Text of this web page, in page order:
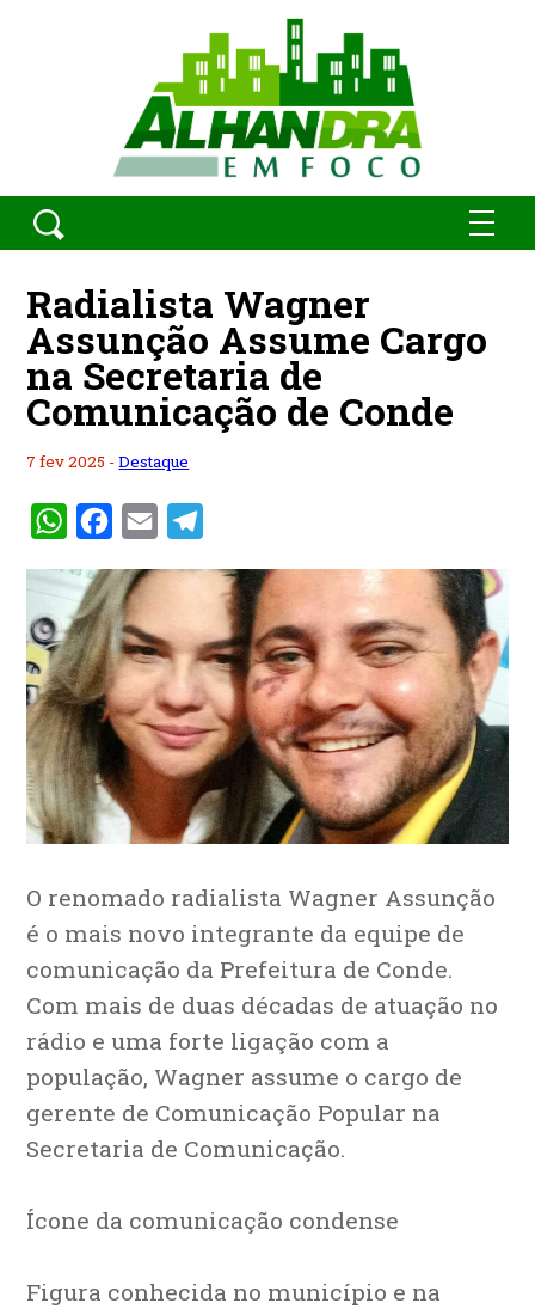
Radialista Wagner
Assunção Assume Cargo
na Secretaria de
Comunicação de Conde
7 fev 2025 -Destaque
WhatsAppFacebook
Email
O renomado radialista Wagner Assunção
é o mais novo integrante da equipe de
comunicação da Prefeitura de Conde.
Com mais de duas décadas de atuação no
rádio e uma forte ligação com a
população, Wagner assume o cargo de
gerente de Comunicação Popular na
Secretaria de Comunicação.
Ícone da comunicação condense
Figura conhecida no município e na